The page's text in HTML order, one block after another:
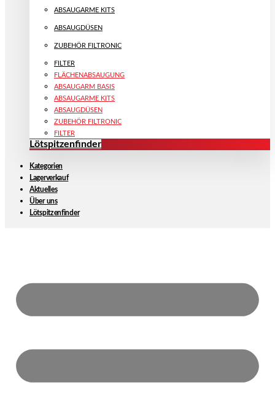
ABSAUGARME KITS
ABSAUGDÜSEN
ZUBEHÖR FILTRONIC
FILTER
FLÄCHENABSAUGUNG
ABSAUGARM BASIS
ABSAUGARME KITS
ABSAUGDÜSEN
ZUBEHÖR FILTRONIC
FILTER
Lötspitzenfinder
Kategorien
Lagerverkauf
Aktuelles
Über uns
Lötspitzenfinder